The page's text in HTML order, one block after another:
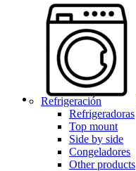
Refrigeración
Refrigeradoras
Top mount
Side by side
Congeladores
Other products